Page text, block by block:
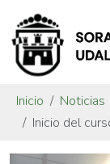
Inicio
Noticias
Inicio del